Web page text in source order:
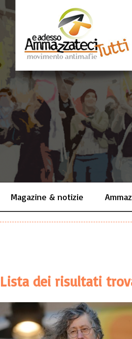
Magazine & notizie
Lista dei risultati